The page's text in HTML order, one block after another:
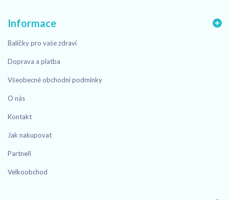
Informace
Balíčky pro vaše zdraví
Doprava a platba
Všeobecné obchodní podmínky
O nás
Kontakt
Jak nakupovat
Partneři
Velkoobchod